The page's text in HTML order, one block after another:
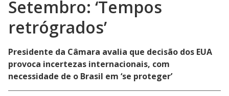
Setembro: ‘Tempos
retrógrados’
Presidente da Câmara avalia que decisão dos EUA
provoca incertezas internacionais, com
necessidade de o Brasil em ‘se proteger’